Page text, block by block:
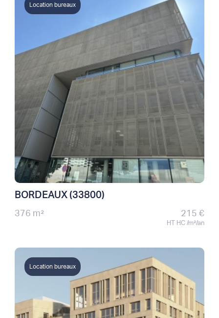
Location bureaux
BORDEAUX (33800)
376 m² 215 €
HT HC /m²/an
Location bureaux